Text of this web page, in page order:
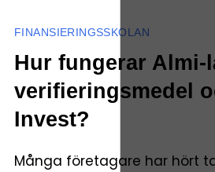
FINANSIERINGSSKOLAN
Hur fungerar Almi-
verifieringsmedel
Invest?
Många företagare har hört